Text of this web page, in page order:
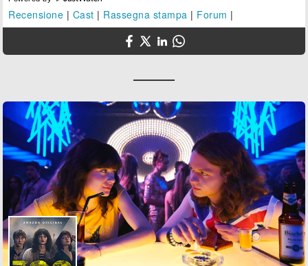
Recensione | Cast | Rassegna stampa | Forum |